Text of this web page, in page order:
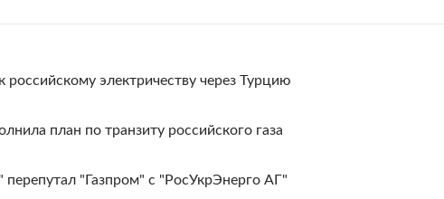
российскому электричеству через Турцию
план по транзиту российского газа
перепутал "Газпром" с "РосУкрЭнерго АГ"